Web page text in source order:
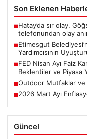
Son Eklenen
■Hatay’da sır olay.
telefonundan olay
■Etimesgut
Yardımcısının
■FED Nisan Ayı Faiz
Beklentiler ve Piyasa
■Outdoor Mutfaklar ve
■2026 Mart Ayı
Güncel